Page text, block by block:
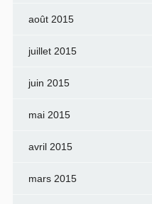
août 2015
juillet 2015
juin 2015
mai 2015
avril 2015
mars 2015